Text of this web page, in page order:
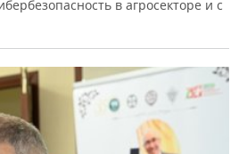
в агросекторе и с